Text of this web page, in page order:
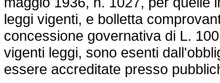
leggi vigenti, e bolletta
concessione governativa di L.
vigenti leggi, sono esenti
essere accreditate presso